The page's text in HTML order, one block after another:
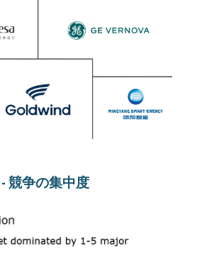
競争の集中度